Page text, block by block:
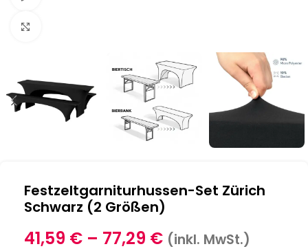
Festzeltgarniturhussen-Set Zürich
Schwarz (2 Größen)
41,59 € – 77,29 € (inkl. MwSt.)